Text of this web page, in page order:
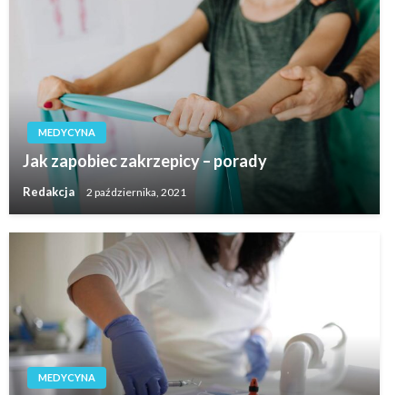
MEDYCYNA
Jak zapobiec zakrzepicy – porady
Redakcja 2 października, 2021
MEDYCYNA